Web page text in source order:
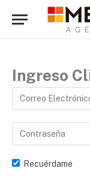
Ingreso
Recuérdame